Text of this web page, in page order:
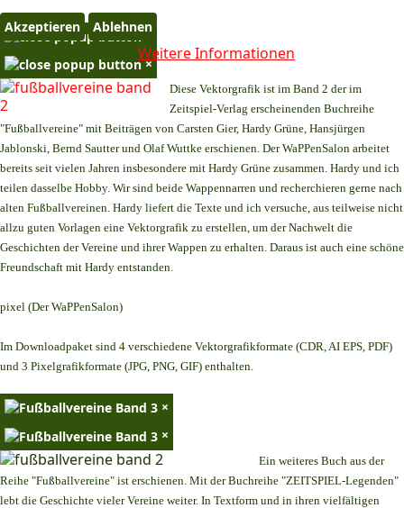
Akzeptieren Ablehnen
Weitere Informationen
×
×
Diese Vektorgrafik ist im Band 2 der im
Zeitspiel-Verlag erscheinenden Buchreihe
"Fußballvereine" mit Beiträgen von Carsten Gier, Hardy Grüne, Hansjürgen
Jablonski, Bernd Sautter und Olaf Wuttke erschienen. Der WaPPenSalon arbeitet
bereits seit vielen Jahren insbesondere mit Hardy Grüne zusammen. Hardy und ich
teilen dasselbe Hobby. Wir sind beide Wappennarren und recherchieren gerne nach
alten Fußballvereinen. Hardy liefert die Texte und ich versuche, aus teilweise nicht
allzu guten Vorlagen eine Vektorgrafik zu erstellen, um der Nachwelt die
Geschichten der Vereine und ihrer Wappen zu erhalten. Daraus ist auch eine schöne
Freundschaft mit Hardy entstanden.
pixel (Der WaPPenSalon)
Im Downloadpaket sind 4 verschiedene Vektorgrafikformate (CDR, AI EPS, PDF)
und 3 Pixelgrafikformate (JPG, PNG, GIF) enthalten.
×
×
Ein weiteres Buch aus der
Reihe "Fußballvereine" ist erschienen. Mit der Buchreihe "ZEITSPIEL-Legenden"
lebt die Geschichte vieler Vereine weiter. In Textform und in ihren vielfältigen